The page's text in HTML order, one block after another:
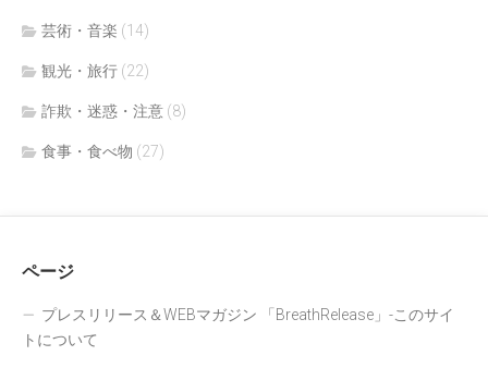
芸術・音楽 (14)
観光・旅行 (22)
詐欺・迷惑・注意 (8)
食事・食べ物 (27)
ページ
プレスリリース＆WEBマガジン 「BreathRelease」-このサイ
トについて